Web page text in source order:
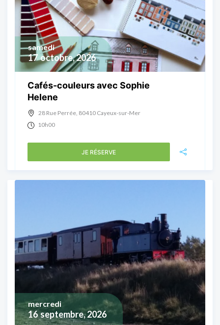
17 octobre, 2026
samedi
Cafés-couleurs avec Sophie
Helene
28 Rue Perrée, 80410 Cayeux-sur-Mer
10h00
JE RÉSERVE
16 septembre, 2026
mercredi